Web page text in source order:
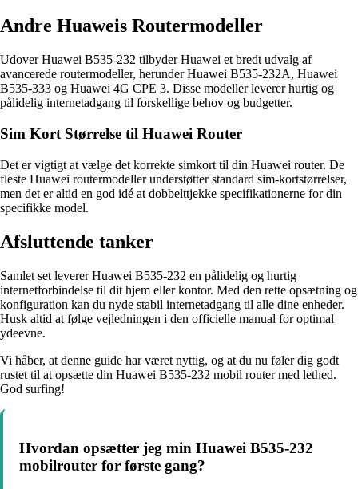
Andre Huaweis Routermodeller
Udover Huawei B535-232 tilbyder Huawei et bredt udvalg af
avancerede routermodeller, herunder Huawei B535-232A, Huawei
B535-333 og Huawei 4G CPE 3. Disse modeller leverer hurtig og
pålidelig internetadgang til forskellige behov og budgetter.
Sim Kort Størrelse til Huawei Router
Det er vigtigt at vælge det korrekte simkort til din Huawei router. De
fleste Huawei routermodeller understøtter standard sim-kortstørrelser,
men det er altid en god idé at dobbelttjekke specifikationerne for din
specifikke model.
Afsluttende tanker
Samlet set leverer Huawei B535-232 en pålidelig og hurtig
internetforbindelse til dit hjem eller kontor. Med den rette opsætning og
konfiguration kan du nyde stabil internetadgang til alle dine enheder.
Husk altid at følge vejledningen i den officielle manual for optimal
ydeevne.
Vi håber, at denne guide har været nyttig, og at du nu føler dig godt
rustet til at opsætte din Huawei B535-232 mobil router med lethed.
God surfing!
Hvordan opsætter jeg min Huawei B535-232
mobilrouter for første gang?